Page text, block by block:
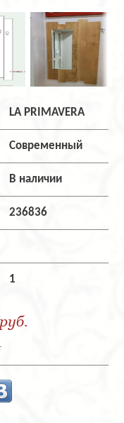
LA PRIMAVERA
Современный
В наличии
236836
1
руб.